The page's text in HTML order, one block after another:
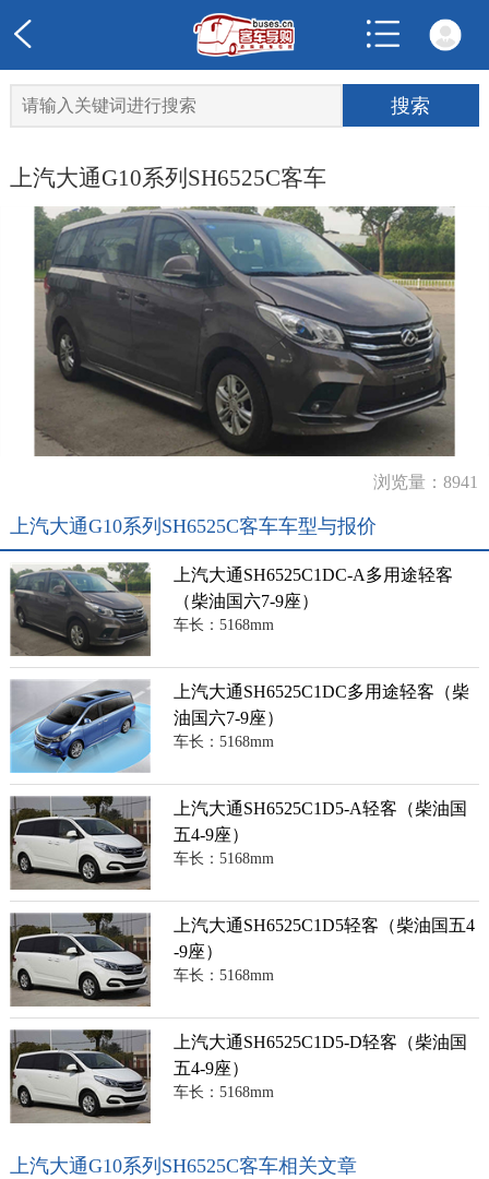
上汽大通G10系列SH6525C客车
浏览量：8941
上汽大通G10系列SH6525C客车车型与报价
上汽大通SH6525C1DC-A多用途轻客
（柴油国六7-9座）
车长：5168mm
上汽大通SH6525C1DC多用途轻客（柴
油国六7-9座）
车长：5168mm
上汽大通SH6525C1D5-A轻客（柴油国
五4-9座）
车长：5168mm
上汽大通SH6525C1D5轻客（柴油国五4
-9座）
车长：5168mm
上汽大通SH6525C1D5-D轻客（柴油国
五4-9座）
车长：5168mm
上汽大通G10系列SH6525C客车相关文章